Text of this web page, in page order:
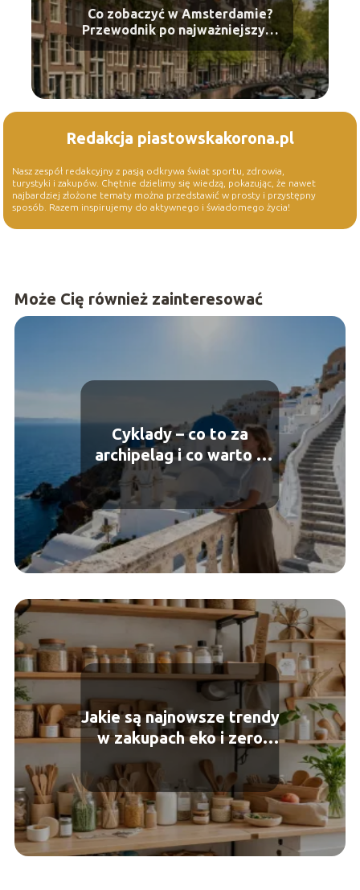
Co zobaczyć w Amsterdamie?
Przewodnik po najważniejszych
atrakcjach
Redakcja piastowskakorona.pl
Nasz zespół redakcyjny z pasją odkrywa świat sportu, zdrowia,
turystyki i zakupów. Chętnie dzielimy się wiedzą, pokazując, że nawet
najbardziej złożone tematy można przedstawić w prosty i przystępny
sposób. Razem inspirujemy do aktywnego i świadomego życia!
Może Cię również zainteresować
Cyklady – co to za
archipelag i co warto o
nim wiedzieć?
Jakie są najnowsze trendy
w zakupach eko i zero
waste?